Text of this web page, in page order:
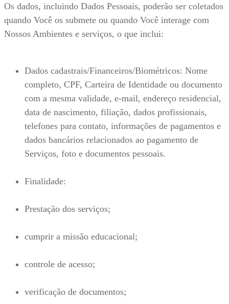
Os dados, incluindo Dados Pessoais, poderão ser coletados
quando Você os submete ou quando Você interage com
Nossos Ambientes e serviços, o que inclui:
Dados cadastrais/Financeiros/Biométricos: Nome
completo, CPF, Carteira de Identidade ou documento
com a mesma validade, e-mail, endereço residencial,
data de nascimento, filiação, dados profissionais,
telefones para contato, informações de pagamentos e
dados bancários relacionados ao pagamento de
Serviços, foto e documentos pessoais.
Finalidade:
Prestação dos serviços;
cumprir a missão educacional;
controle de acesso;
verificação de documentos;